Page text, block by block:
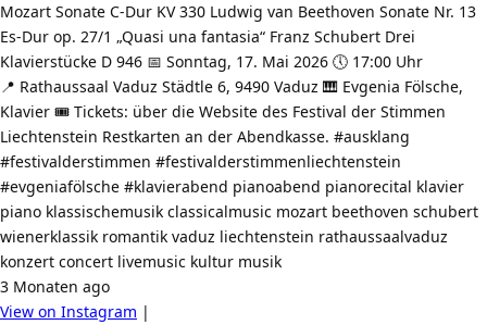
Mozart Sonate C-Dur KV 330 Ludwig van Beethoven Sonate Nr. 13
Es-Dur op. 27/1 „Quasi una fantasia“ Franz Schubert Drei
Klavierstücke D 946 📅 Sonntag, 17. Mai 2026 🕔 17:00 Uhr
📍 Rathaussaal Vaduz Städtle 6, 9490 Vaduz 🎹 Evgenia Fölsche,
Klavier 🎟️ Tickets: über die Website des Festival der Stimmen
Liechtenstein Restkarten an der Abendkasse. #ausklang
#festivalderstimmen #festivalderstimmenliechtenstein
#evgeniafölsche #klavierabend pianoabend pianorecital klavier
piano klassischemusik classicalmusic mozart beethoven schubert
wienerklassik romantik vaduz liechtenstein rathaussaalvaduz
konzert concert livemusic kultur musik
3 Monaten ago
View on Instagram |